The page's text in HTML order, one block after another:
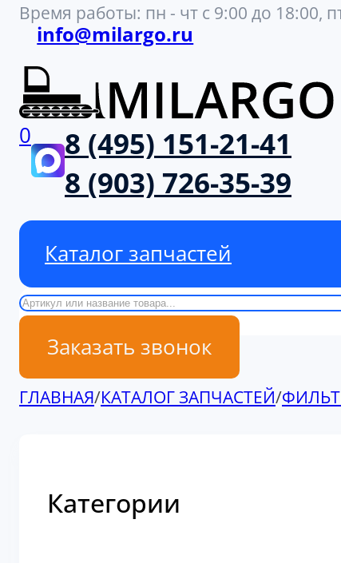
Время работы: пн - чт с 9:00 до 18:00,
info@milargo.ru
0
8 (495) 151-21-41
8 (903) 726-35-39
Каталог запчастей
Поиск
Заказать звонок
ГЛАВНАЯ/КАТАЛОГ ЗАПЧАСТЕЙ/
Категории